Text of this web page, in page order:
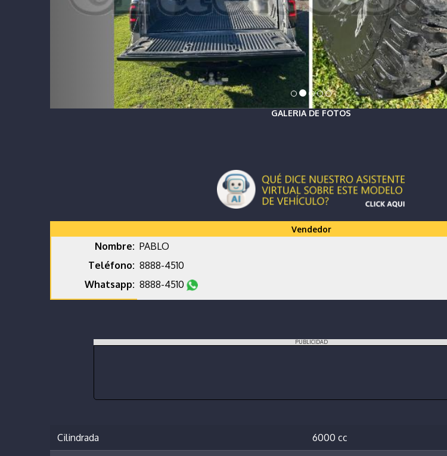
GALERIA DE FOTOS
Vendedor
Nombre: PABLO
Teléfono: 8888-4510
Whatsapp: 8888-4510
PUBLICIDAD
Cilindrada 6000 cc